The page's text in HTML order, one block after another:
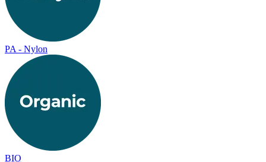
PA - Nylon
BIO